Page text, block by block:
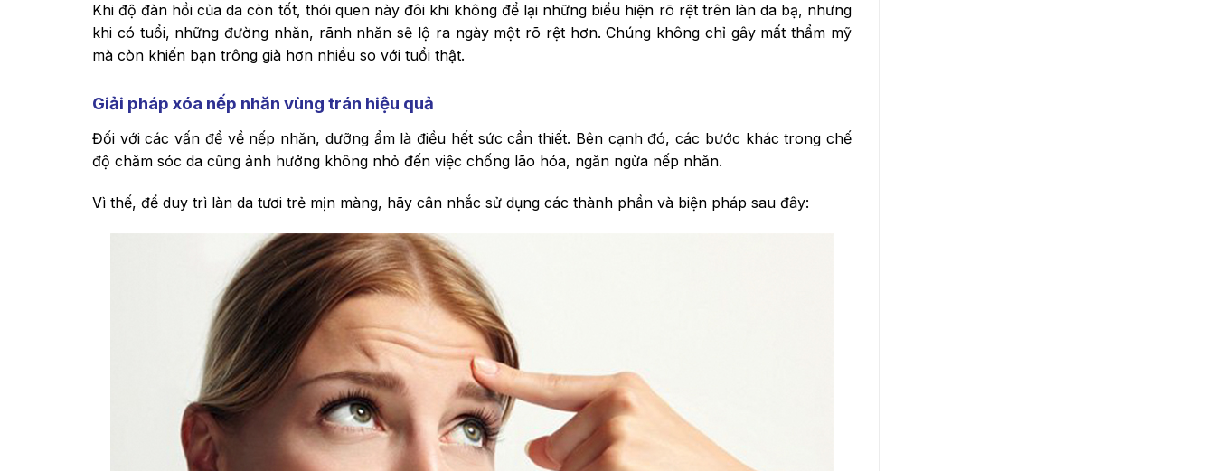
Khi độ đàn hồi của da còn tốt, thói quen này đôi khi không để lại những biểu hiện rõ rệt trên làn da bạ, nhưng
khi có tuổi, những đường nhăn, rãnh nhăn sẽ lộ ra ngày một rõ rệt hơn. Chúng không chỉ gây mất thẩm mỹ
mà còn khiến bạn trông già hơn nhiều so với tuổi thật.
Giải pháp xóa nếp nhăn vùng trán hiệu quả
Đối với các vấn đề về nếp nhăn, dưỡng ẩm là điều hết sức cần thiết. Bên cạnh đó, các bước khác trong chế
độ chăm sóc da cũng ảnh hưởng không nhỏ đến việc chống lão hóa, ngăn ngừa nếp nhăn.
Vì thế, để duy trì làn da tươi trẻ mịn màng, hãy cân nhắc sử dụng các thành phần và biện pháp sau đây: